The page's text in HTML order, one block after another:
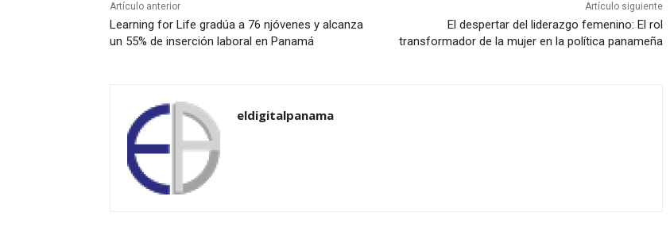
Artículo anterior
Learning for Life gradúa a 76 njóvenes y alcanza
un 55% de inserción laboral en Panamá
Artículo siguiente
El despertar del liderazgo femenino: El rol
transformador de la mujer en la política panameña
eldigitalpanama